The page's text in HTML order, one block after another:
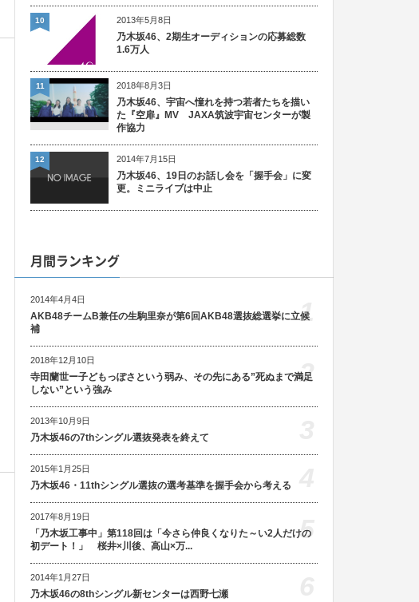
2013年5月8日
乃木坂46、2期生オーディションの応募総数
1.6万人
10
2018年8月3日
乃木坂46、宇宙へ憧れを持つ若者たちを描い
た『空扉』MV JAXA筑波宇宙センターが製
作協力
11
2014年7月15日
乃木坂46、19日のお話し会を「握手会」に変
更。ミニライブは中止
12
月間ランキング
2014年4月4日
AKB48チームB兼任の生駒里奈が第6回AKB48選抜総選挙に立候
補
1
2018年12月10日
寺田蘭世ー子どもっぽさという弱み、その先にある”死ぬまで満足
しない”という強み
2
2013年10月9日
乃木坂46の7thシングル選抜発表を終えて
2015年1月25日
乃木坂46・11thシングル選抜の選考基準を握手会から考える
2017年8月19日
「乃木坂工事中」第118回は「今さら仲良くなりた～い2人だけの
初デート！」 桜井×川後、高山×万...
5
2014年1月27日
乃木坂46の8thシングル新センターは西野七瀬